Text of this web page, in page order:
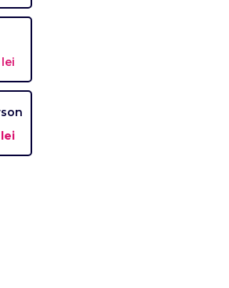
lei
lei